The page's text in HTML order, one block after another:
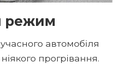
режим
автомобіля
прогрівання.